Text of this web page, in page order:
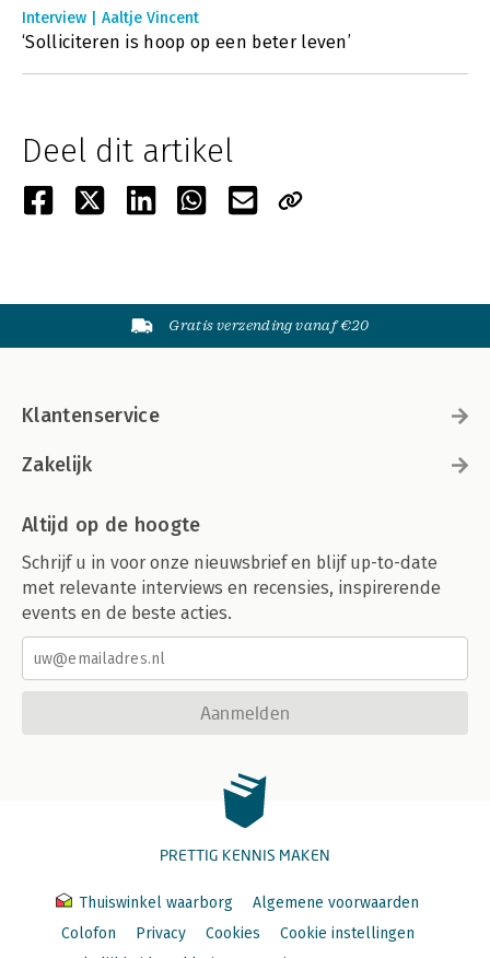
Interview | Aaltje Vincent
‘Solliciteren is hoop op een beter leven’
Deel dit artikel
Gratis verzending vanaf €20
Klantenservice
Zakelijk
Altijd op de hoogte
Schrijf u in voor onze nieuwsbrief en blijf up-to-date
met relevante interviews en recensies, inspirerende
events en de beste acties.
Aanmelden
PRETTIG KENNIS MAKEN
Thuiswinkel waarborg
Algemene voorwaarden
Colofon
Privacy Cookies
Cookie instellingen